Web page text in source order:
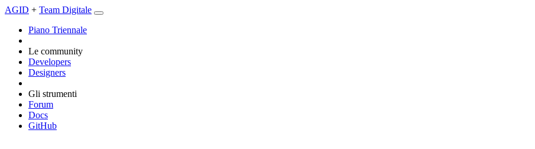
AGID + Team Digitale
Piano Triennale
Le community
Developers
Designers
Gli strumenti
Forum
Docs
GitHub